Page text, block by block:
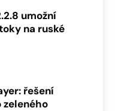
umožní
na ruské
řešení